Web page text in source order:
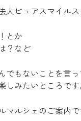
人ピュアスマイルス
とか
？など
でもないことを言っ
しみたいところです
マルシェのご案内で